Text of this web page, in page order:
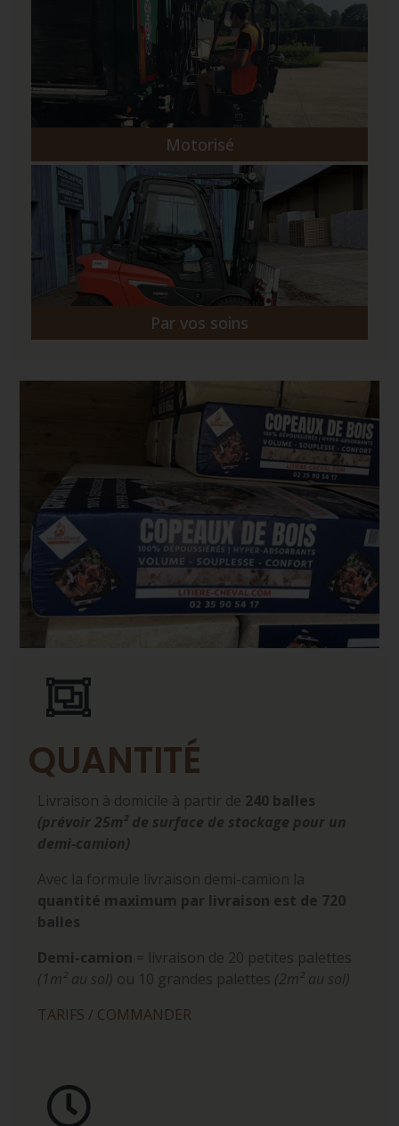
Motorisé
Par vos soins
QUANTITÉ
Livraison à domicile à partir de 240 balles
(prévoir 25m² de surface de stockage pour un
demi-camion)
Avec la formule livraison demi-camion la
quantité maximum par livraison est de 720
balles
Demi-camion = livraison de 20 petites palettes
(1m² au sol) ou 10 grandes palettes (2m² au sol)
TARIFS / COMMANDER